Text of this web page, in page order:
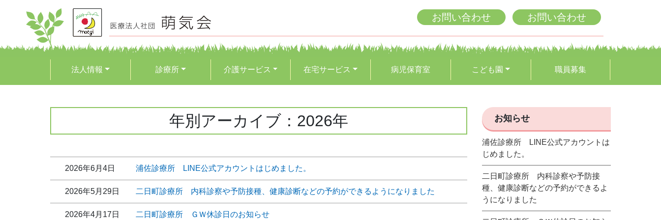
お問い合わせ お問い合わせ
法人情報 診療所 介護サービス 在宅サービス 病児保育室 こども園 職員募集
年別アーカイブ：2026年
2026年6月4日 浦佐診療所 LINE公式アカウントはじめました。
2026年5月29日 二日町診療所 内科診察や予防接種、健康診断などの予約ができるようになりました
2026年4月17日 二日町診療所 ＧＷ休診日のお知らせ
お知らせ
浦佐診療所 LINE公式アカウントは
じめました。
二日町診療所 内科診察や予防接
種、健康診断などの予約ができるよ
うになりました